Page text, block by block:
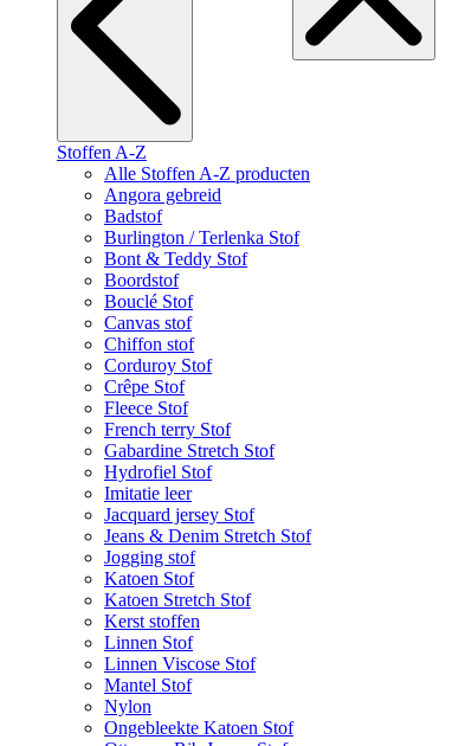
Stoffen A-Z
Alle Stoffen A-Z producten
Angora gebreid
Badstof
Burlington / Terlenka Stof
Bont & Teddy Stof
Boordstof
Bouclé Stof
Canvas stof
Chiffon stof
Corduroy Stof
Crêpe Stof
Fleece Stof
French terry Stof
Gabardine Stretch Stof
Hydrofiel Stof
Imitatie leer
Jacquard jersey Stof
Jeans & Denim Stretch Stof
Jogging stof
Katoen Stof
Katoen Stretch Stof
Kerst stoffen
Linnen Stof
Linnen Viscose Stof
Mantel Stof
Nylon
Ongebleekte Katoen Stof